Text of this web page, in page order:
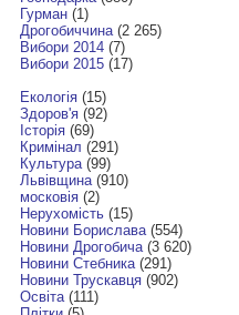
Гурман(1)
Дрогобиччина(2 265)
Вибори 2014(7)
Вибори 2015(17)
Екологія(15)
Здоров'я(92)
Історія(69)
Кримінал (291)
Культура(99)
Львівщина(910)
московія(2)
Нерухомість(15)
Новини Борислава(554)
Новини Дрогобича(3 620)
Новини Стебника(291)
Новини Трускавця(902)
Освіта(111)